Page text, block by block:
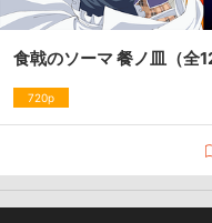
食戟のソーマ 餐ノ皿 （全
720p